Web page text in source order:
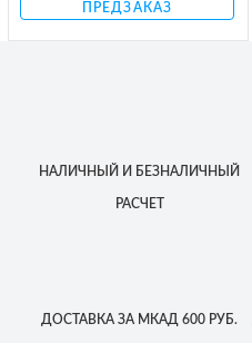
ПРЕДЗАКАЗ
НАЛИЧНЫЙ И БЕЗНАЛИЧНЫЙ
РАСЧЕТ
ДОСТАВКА ЗА МКАД 600 РУБ.